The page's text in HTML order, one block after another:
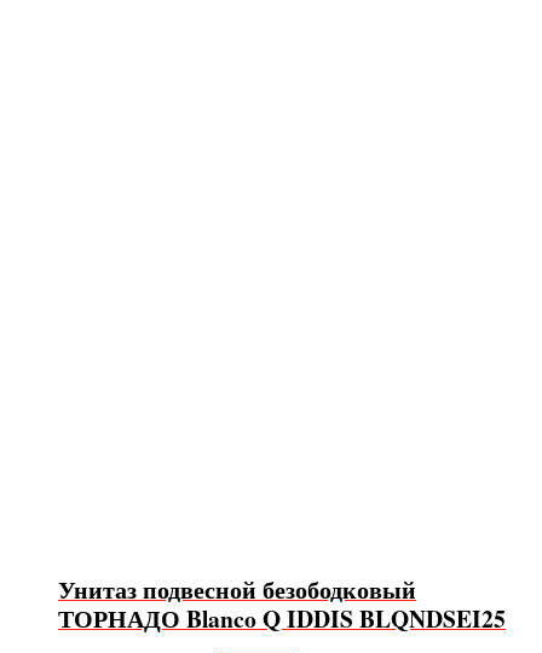
Унитаз подвесной безободковый
ТОРНАДО Blanco Q IDDIS BLQNDSEI25